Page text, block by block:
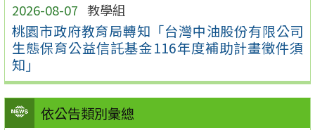
2026-08-07 教學組
桃園市政府教育局轉知「台灣中油股份有限公司
生態保育公益信託基金116年度補助計畫徵件須
知」
依公告類別彙總